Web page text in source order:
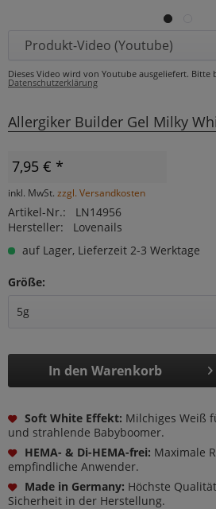
Produkt-Video (Youtube)
Dieses Video wird von Youtube ausgeliefert. Bitte
Datenschutzerklärung
Allergiker Builder Gel Milky
7,95 € *
inkl. MwSt. zzgl. Versandkosten
Artikel-Nr.:
LN14956
Hersteller:
Lovenails
auf Lager, Lieferzeit 2-3 Werktage
Größe:
In den Warenkorb
Soft White Effekt: Milchiges Weiß
und strahlende Babyboomer.
HEMA- & Di-HEMA-frei: Maximale
empfindliche Anwender.
Made in Germany: Höchste
Sicherheit in der Herstellung.